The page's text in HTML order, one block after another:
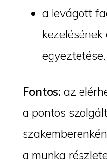
a levágott
egyeztetése.
Fontos: az
a pontos
a munka